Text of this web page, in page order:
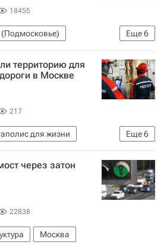
18455
Еще6
Воробьев
Социальная инфраструктура
территорию для
в Москве
217
Еще6
для жизни
Россия
хозяйства Москвы
через затон
22838
Москва